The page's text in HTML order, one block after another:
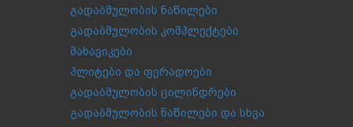
გადაბმულობის ნაწილები
გადაბმულობის კომპლექტები
მახავიკები
პლიტები და ფერადოები
გადაბმულობის ცილინდრები
გადაბმულობის ნაწილები და სხვა